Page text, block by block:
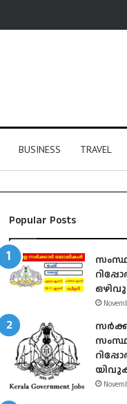
BUSINESS TRAVEL
Popular Posts